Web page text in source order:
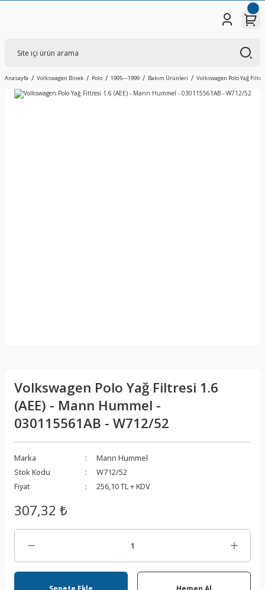
Anasayfa Volkswagen Binek Polo 1995---1999 Bakım Ürünleri Volkswagen Polo Yağ
Volkswagen Polo Yağ Filtresi 1.6
(AEE) - Mann Hummel -
030115561AB - W712/52
Marka
Mann Hummel
Stok Kodu
W712/52
Fiyat
256,10 TL + KDV
307,32 ₺
Sepete Ekle Hemen Al